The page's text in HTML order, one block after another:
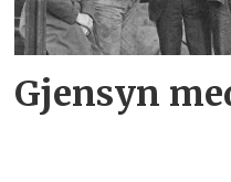
Gjensyn